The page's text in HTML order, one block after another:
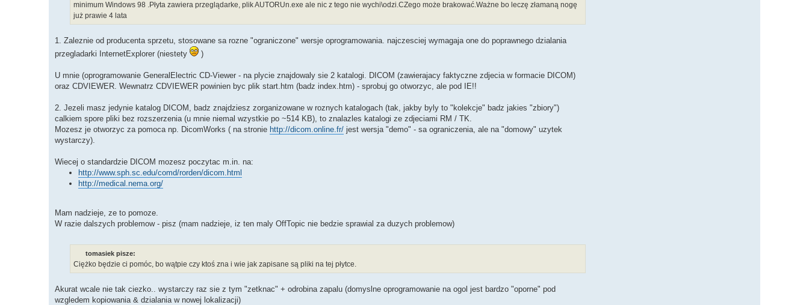
minimum Windows 98 .Płyta zawiera przeglądarke, plik AUTORUn.exe ale nic z tego nie wychi\odzi.CZego może brakować.Ważne bo leczę złamaną nogę
już prawie 4 lata
1. Zaleznie od producenta sprzetu, stosowane sa rozne "ograniczone" wersje oprogramowania. najczesciej wymagaja one do poprawnego dzialania
przegladarki InternetExplorer (niestety
)
U mnie (oprogramowanie GeneralElectric CD-Viewer - na plycie znajdowaly sie 2 katalogi. DICOM (zawierajacy faktyczne zdjecia w formacie DICOM)
oraz CDVIEWER. Wewnatrz CDVIEWER powinien byc plik start.htm (badz index.htm) - sprobuj go otworzyc, ale pod IE!!
2. Jezeli masz jedynie katalog DICOM, badz znajdziesz zorganizowane w roznych katalogach (tak, jakby byly to "kolekcje" badz jakies "zbiory")
calkiem spore pliki bez rozszerzenia (u mnie niemal wzystkie po ~514 KB), to znalazles katalogi ze zdjeciami RM / TK.
Mozesz je otworzyc za pomoca np. DicomWorks ( na stronie http://dicom.online.fr/jest wersja "demo" - sa ograniczenia, ale na "domowy" uzytek
wystarczy).
Wiecej o standardzie DICOM mozesz poczytac m.in. na:
http://www.sph.sc.edu/comd/rorden/dicom.html
http://medical.nema.org/
Mam nadzieje, ze to pomoze.
W razie dalszych problemow - pisz (mam nadzieje, iz ten maly OffTopic nie bedzie sprawial za duzych problemow)
tomasiek pisze:
Ciężko będzie ci pomóc, bo wątpie czy ktoś zna i wie jak zapisane są pliki na tej płytce.
Akurat wcale nie tak ciezko.. wystarczy raz sie z tym "zetknac" + odrobina zapalu (domyslne oprogramowanie na ogol jest bardzo "oporne" pod
wzgledem kopiowania & dzialania w nowej lokalizacji)